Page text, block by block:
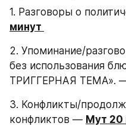
1. Разговоры о
минут
2. Упоминание/
без использования
ТРИГГЕРНАЯ ТЕМА».
3. Конфликты/
конфликтов — Мут 20